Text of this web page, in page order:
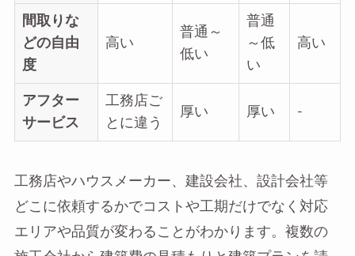
間取りな
どの自由
度
高い
普通～
低い
普通
～低
い
高い
アフター
サービス
工務店ご
とに違う
厚い 厚い ‐
工務店やハウスメーカー、建設会社、設計会社等
どこに依頼するかでコストや工期だけでなく対応
エリアや品質が変わることがわかります。複数の